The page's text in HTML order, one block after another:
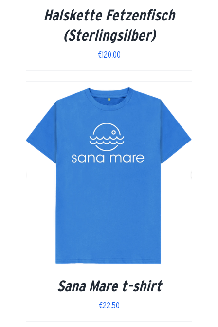
Halskette Fetzenfisch
(Sterlingsilber)
€120,00
Sana Mare t-shirt
€22,50